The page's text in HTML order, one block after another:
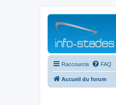
Raccourcis FAQ
Accueil du forum